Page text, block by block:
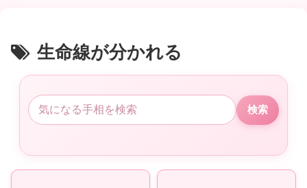
生命線が分かれる
検索